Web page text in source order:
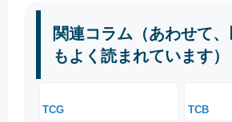
関連コラム（あわせて
もよく読まれています）
TCG TCB